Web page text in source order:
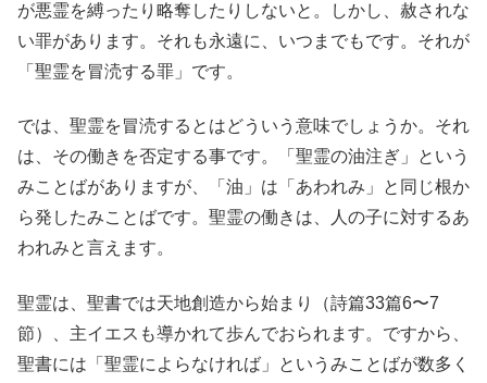
が悪霊を縛ったり略奪したりしないと。しかし、赦されな
い罪があります。それも永遠に、いつまでもです。それが
「聖霊を冒涜する罪」です。
では、聖霊を冒涜するとはどういう意味でしょうか。それ
は、その働きを否定する事です。「聖霊の油注ぎ」という
みことばがありますが、「油」は「あわれみ」と同じ根か
ら発したみことばです。聖霊の働きは、人の子に対するあ
われみと言えます。
聖霊は、聖書では天地創造から始まり（詩篇33篇6〜7
節）、主イエスも導かれて歩んでおられます。ですから、
聖書には「聖霊によらなければ」というみことばが数多く